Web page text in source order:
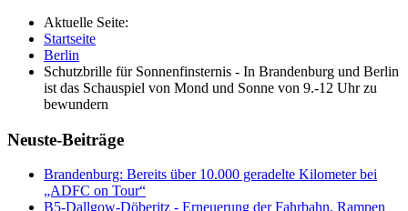
Aktuelle Seite:
Startseite
Berlin
Schutzbrille für Sonnenfinsternis - In Brandenburg und Berlin
ist das Schauspiel von Mond und Sonne von 9.-12 Uhr zu
bewundern
Neuste-Beiträge
Brandenburg: Bereits über 10.000 geradelte Kilometer bei
„ADFC on Tour“
B5-Dallgow-Döberitz - Erneuerung der Fahrbahn, Rampen